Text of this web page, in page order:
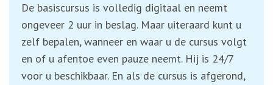
De basiscursus is volledig digitaal en neemt
ongeveer 2 uur in beslag. Maar uiteraard kunt u
zelf bepalen, wanneer en waar u de cursus volgt
en of u afentoe even pauze neemt. Hij is 24/7
voor u beschikbaar. En als de cursus is afgerond,